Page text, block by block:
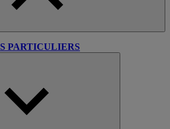
PARTICULIERS